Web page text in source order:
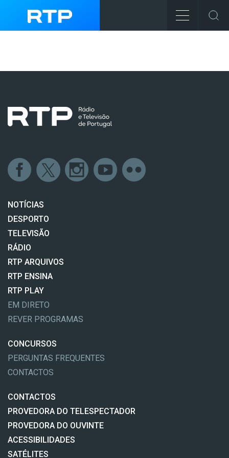
NOTÍCIAS
DESPORTO
TELEVISÃO
RÁDIO
RTP ARQUIVOS
RTP ENSINA
RTP PLAY
EM DIRETO
REVER PROGRAMAS
CONCURSOS
PERGUNTAS FREQUENTES
CONTACTOS
CONTACTOS
PROVEDORA DO TELESPECTADOR
PROVEDORA DO OUVINTE
ACESSIBILIDADES
SATÉLITES